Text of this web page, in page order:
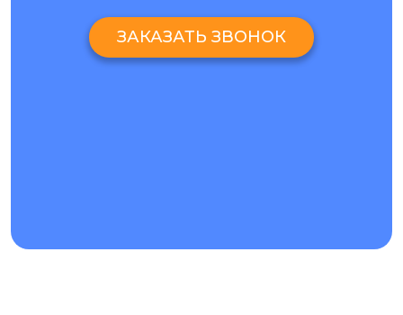
ЗАКАЗАТЬ ЗВОНОК